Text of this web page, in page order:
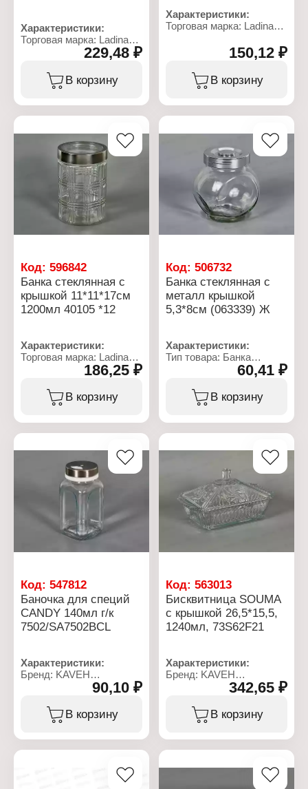
Характеристики:
Торговая марка: Ladina
Артикул: 40109
Материал банки: стекло
Комплектация: с
Цвет: прозрачный
Декор: с рельефным
Вид крышки:
плотноприлегающая с
силиконовым
уплотнителем
229,48 ₽
В корзину
Характеристики:
Торговая марка: Ladina
Тип товара: Банка
Материал банки: стекло
Комплектация: с
крышкой
Размер: 11х11х12,8 см
Цвет: прозрачный
Материал крышки:
Вид крышки: винтовая
150,12 ₽
В корзину
Код: 596842
Банка стеклянная с
крышкой 11*11*17см
1200мл 40105 *12
Характеристики:
Торговая марка: Ladina
Артикул: 40105
Материал банки: стекло
Комплектация: с
Цвет: прозрачный
Материал крышки:
пластик, металл
Вид крышки: винтовая
186,25 ₽
В корзину
Код:506732
Банка стеклянная с
металл крышкой
5,3*8см (063339) Ж
Характеристики:
Тип товара: Банка
Назначение: для
сыпучих продуктов
Материал: стекло,
металл
Тип крышки: винтовая
60,41 ₽
В корзину
Код: 547812
Баночка для специй
CANDY 140мл г/к
7502/SA7502BCL
Характеристики:
Бренд: KAVEH
Серия: Candy
Тип товара: Банка
90,10 ₽
В корзину
Код:563013
Бисквитница SOUMA
с крышкой 26,5*15,5,
1240мл, 73S62F21
Характеристики:
Бренд: KAVEH
Артикул: 73S62F21
Тип товара: Блюдо
Вариация: Бисквитница
Размер: 26,5х15,5 см
342,65 ₽
В корзину